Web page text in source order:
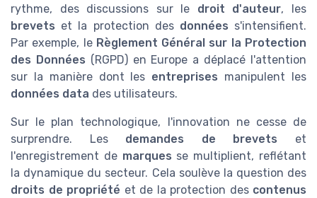
rythme, des discussions sur le droit d'auteur, les
brevets et la protection des données s'intensifient.
Par exemple, le Règlement Général sur la Protection
des Données (RGPD) en Europe a déplacé l'attention
sur la manière dont les entreprises manipulent les
données data des utilisateurs.
Sur le plan technologique, l'innovation ne cesse de
surprendre. Les demandes de brevets et
l'enregistrement de marques se multiplient, reflétant
la dynamique du secteur. Cela soulève la question des
droits de propriété et de la protection des contenus